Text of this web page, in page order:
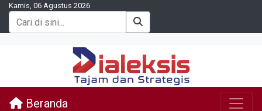
Kamis, 06 Agustus 2026
Beranda